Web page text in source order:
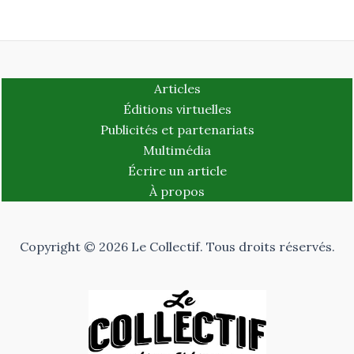
Articles
Éditions virtuelles
Publicités et partenariats
Multimédia
Écrire un article
À propos
Copyright © 2026 Le Collectif. Tous droits réservés.